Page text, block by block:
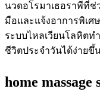
นวดอโรมาเธอราพีที่
มือและแจ้งอาการพิเศ
ระบบไหลเวียนโลหิตท
ชีวิตประจำวันได้ง่ายขึ้
home